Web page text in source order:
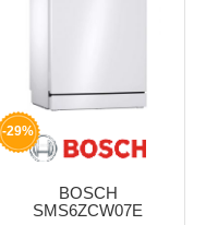
-29%
BOSCH
SMS6ZCW07E